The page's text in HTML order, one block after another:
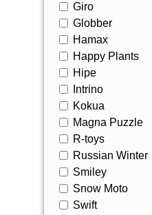
Giro
Globber
Hamax
Happy Plants
Hipe
Intrino
Kokua
Magna Puzzle
R-toys
Russian Winter
Smiley
Snow Moto
Swift